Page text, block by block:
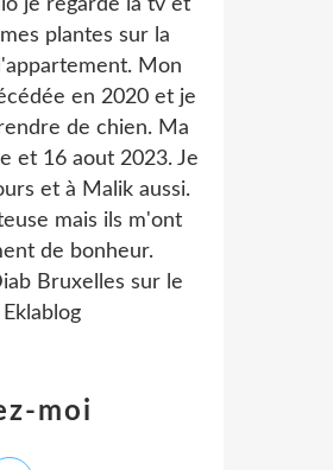
moi
je regarde la tv et
plantes sur la
Mon
en 2020 et je
de chien. Ma
et 16 aout 2023. Je
et à Malik aussi.
mais ils m'ont
de bonheur.
Bruxelles sur le